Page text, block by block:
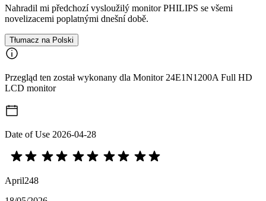
Nahradil mi předchozí vysloužilý monitor PHILIPS se všemi
novelizacemi poplatnými dnešní době.
Tłumacz na Polski
Przegląd ten został wykonany dla Monitor 24E1N1200A Full HD
LCD monitor
Date of Use 2026-04-28
April248